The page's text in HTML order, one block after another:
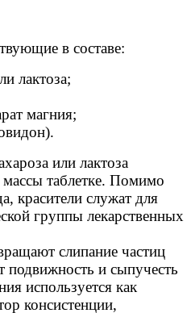
в составе:
лактоза;
магния;
или лактоза
таблетке. Помимо
красители служат для
группы лекарственных
слипание частиц
и сыпучесть
используется как
консистенции,